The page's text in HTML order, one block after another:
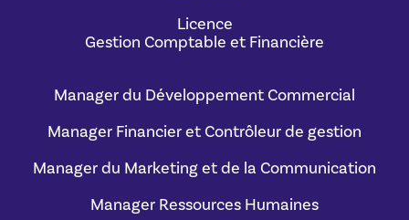
Licence
Gestion Comptable et Financière
Manager du Développement Commercial
Manager Financier et Contrôleur de gestion
Manager du Marketing et de la Communication
Manager Ressources Humaines